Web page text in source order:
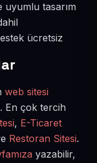
uyumlu tasarım
ücretsiz
web sitesi
En çok tercih
, E-Ticaret
Restoran Sitesi.
yazabilir,